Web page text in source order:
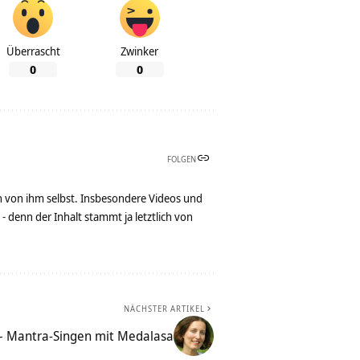
Überrascht
0
Zwinker
0
FOLGEN
ihm selbst. Insbesondere Videos und
denn der Inhalt stammt ja letztlich von
NÄCHSTER ARTIKEL
Mantra-Singen mit Medalasa